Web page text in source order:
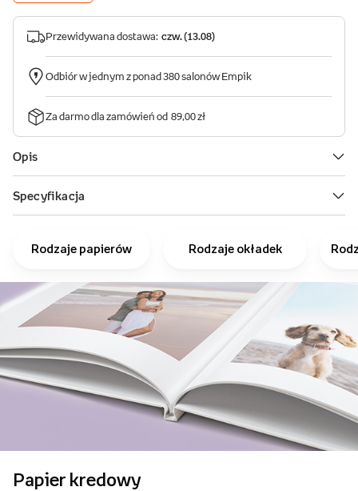
Rodzaje papierów Rodzaje okładek
Papier kredowy